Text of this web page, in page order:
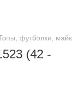
футболки,
(42 -